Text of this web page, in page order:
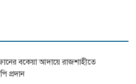
বকেয়া আদায়ে রাজশাহীতে
প্রদান